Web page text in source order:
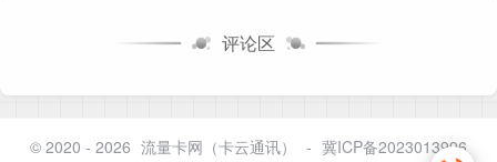
评论区
© 2020 - 2026 流量卡网（卡云通讯） - 冀ICP备2023013996